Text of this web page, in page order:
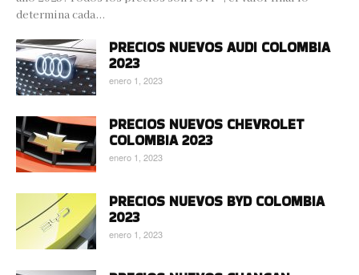
determina cada...
PRECIOS NUEVOS AUDI COLOMBIA
2023
enero 1, 2023
PRECIOS NUEVOS CHEVROLET
COLOMBIA 2023
enero 1, 2023
PRECIOS NUEVOS BYD COLOMBIA
2023
enero 1, 2023